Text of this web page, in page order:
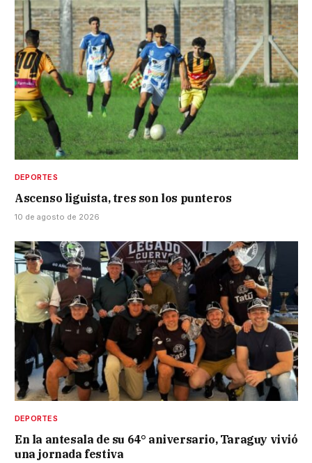
DEPORTES
Ascenso liguista, tres son los punteros
10 de agosto de 2026
DEPORTES
En la antesala de su 64° aniversario, Taraguy vivió
una jornada festiva